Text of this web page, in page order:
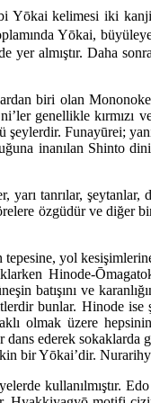
Yōkai kelimesi iki
Yōkai,
almıştır. Daha
biri olan
genellikle
Funayūrei;
inanılan Shinto
tanrılar,
özgüdür ve
yol
Hinode-
ve
bunlar. Hinode ise
olmak üzere
ederek
bir Yōkai’dir.
kullanılmıştır.